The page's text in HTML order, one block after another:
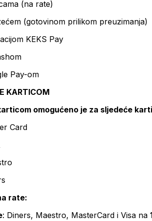
(na rate)
(gotovinom prilikom preuzimanja)
KEKS Pay
Pay-om
KARTICOM
omogućeno je za sljedeće
Card
rate:
: Diners, Maestro, MasterCard i Visa na